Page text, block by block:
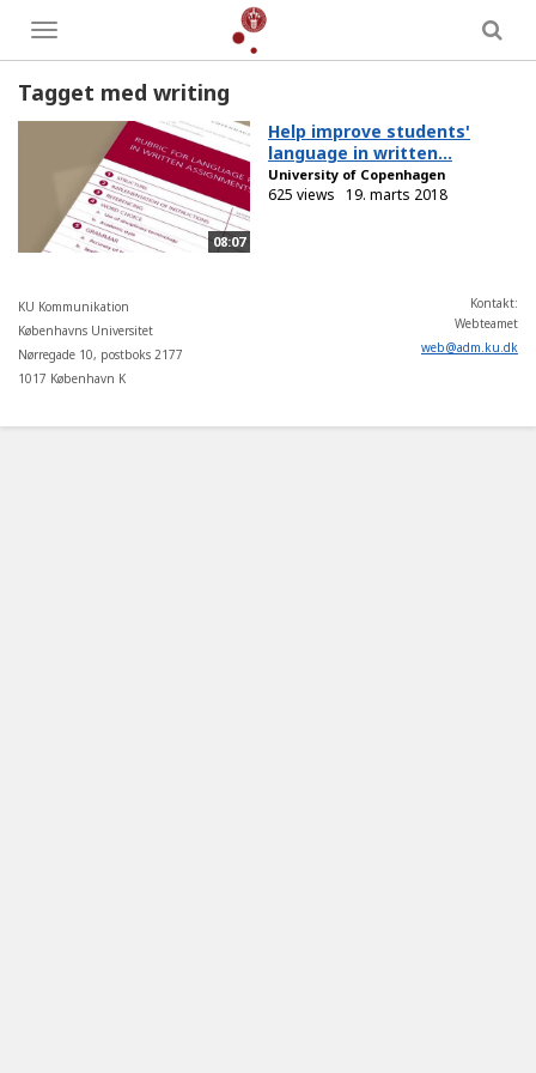
Toggle
menu
Tagget med writing
08:07
Help improve students'
language in written...
University of Copenhagen
625 views 19. marts 2018
KU Kommunikation
Københavns Universitet
Nørregade 10, postboks 2177
1017 København K
Kontakt:
Webteamet
web@adm.ku.dk